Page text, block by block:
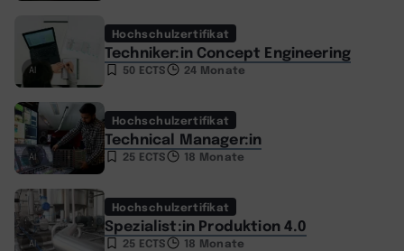
AI
Hochschulzertifikat
Techniker:in Concept Engineering
50 ECTS 24 Monate
AI
Hochschulzertifikat
Technical Manager:in
25 ECTS 18 Monate
AI
Hochschulzertifikat
Spezialist:in Produktion 4.0
25 ECTS 18 Monate